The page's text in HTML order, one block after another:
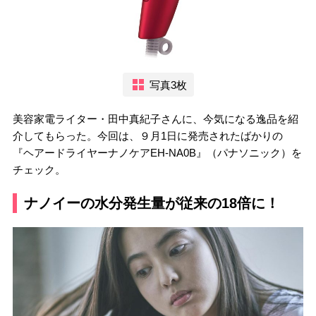
写真3枚
美容家電ライター・田中真紀子さんに、今気になる逸品を紹
介してもらった。今回は、９月1日に発売されたばかりの
『ヘアードライヤーナノケアEH-NA0B』（パナソニック）を
チェック。
ナノイーの水分発生量が従来の18倍に！